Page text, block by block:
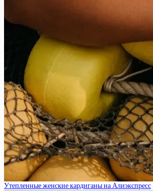
Утепленные женские кардиганы на Алиэкспресс